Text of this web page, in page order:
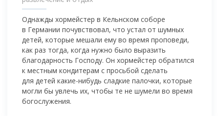
Однажды хормейстер в Кельнском соборе
в Германии почувствовал, что устал от шумных
детей, которые мешали ему во время проповеди,
как раз тогда, когда нужно было выразить
благодарность Господу. Он хормейстер обратился
к местным кондитерам с просьбой сделать
для детей какие-нибудь сладкие палочки, которые
могли бы увлечь их, чтобы те не шумели во время
богослужения.